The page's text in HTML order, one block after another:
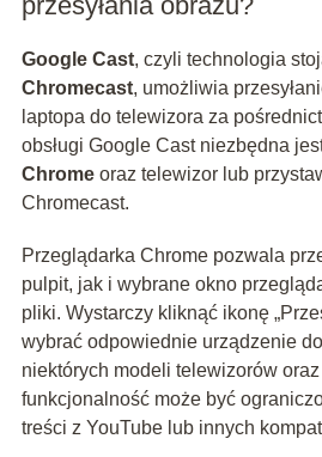
Google Cast, czyli technologia
Chromecast, umożliwia
laptopa do telewizora za
obsługi Google Cast niezbędna
Chromeoraz telewizor lub
Chromecast.
Przeglądarka Chrome pozwala
pulpit, jak i wybrane okno
pliki. Wystarczy kliknąć ikonę
wybrać odpowiednie urządzenie
niektórych modeli telewizorów
funkcjonalność może być
treści z YouTube lub innych